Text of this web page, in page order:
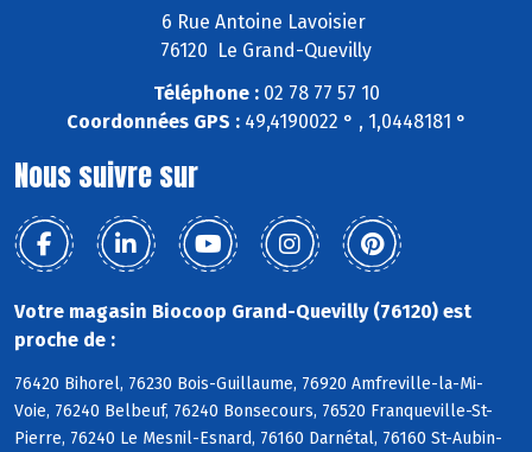
6 Rue Antoine Lavoisier
76120 Le Grand-Quevilly
Téléphone :02 78 77 57 10
Coordonnées GPS :49,4190022 ° , 1,0448181 °
Nous suivre sur
Votre magasin Biocoop Grand-Quevilly (76120) est
proche de :
76420 Bihorel, 76230 Bois-Guillaume, 76920 Amfreville-la-Mi-
Voie, 76240 Belbeuf, 76240 Bonsecours, 76520 Franqueville-St-
Pierre, 76240 Le Mesnil-Esnard, 76160 Darnétal, 76160 St-Aubin-